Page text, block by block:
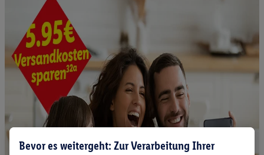
Bevor es weitergeht: Zur Verarbeitung Ihrer